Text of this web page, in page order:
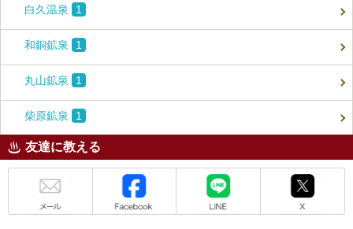
白久温泉 1
和銅鉱泉 1
丸山鉱泉 1
柴原鉱泉 1
友達に教える